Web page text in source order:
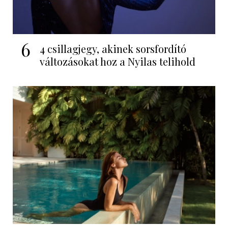
6
4 csillagjegy, akinek sorsfordító
változásokat hoz a Nyilas telihold